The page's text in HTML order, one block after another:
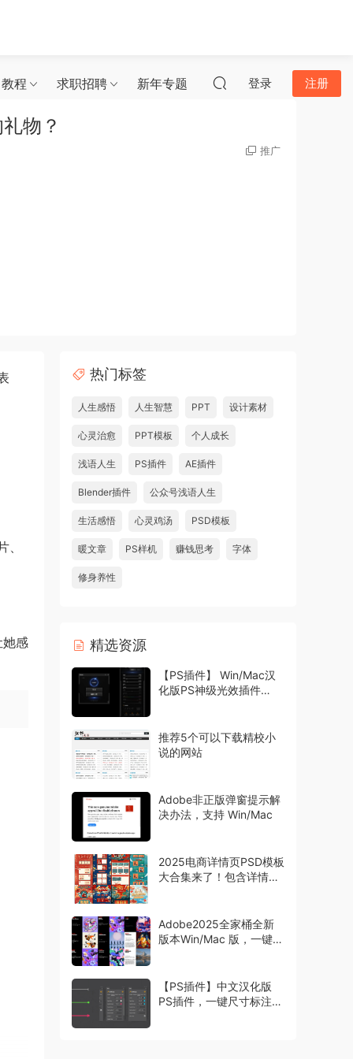
程 求职招聘 新年专题 登录 注册
物？
推广
她感
热门标签
人生感悟 人生智慧 PPT 设计素材
心灵治愈 PPT模板 个人成长
浅语人生 PS插件 AE插件
Blender插件 公众号浅语人生
生活感悟 心灵鸡汤 PSD模板
暖文章 PS样机 赚钱思考 字体
修身养性
精选资源
【PS插件】 Win/Mac汉
化版PS神级光效插件
推荐5个可以下载精校小
说的网站
Adobe非正版弹窗提示解
决办法，支持 Win/Mac
2025电商详情页PSD模板
大合集来了！包含详情页
Adobe2025全家桶全新
版本Win/Mac 版，一键安
【PS插件】中文汉化版
PS插件，一键尺寸标注工